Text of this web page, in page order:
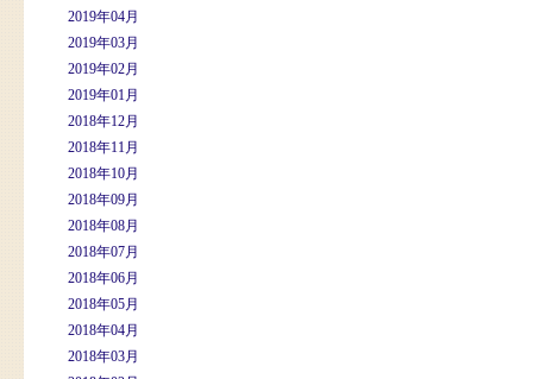
2019年04月
2019年03月
2019年02月
2019年01月
2018年12月
2018年11月
2018年10月
2018年09月
2018年08月
2018年07月
2018年06月
2018年05月
2018年04月
2018年03月